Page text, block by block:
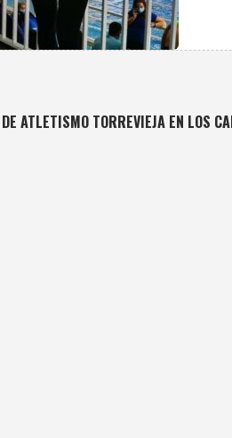
ATLETISMO TORREVIEJA EN LOS